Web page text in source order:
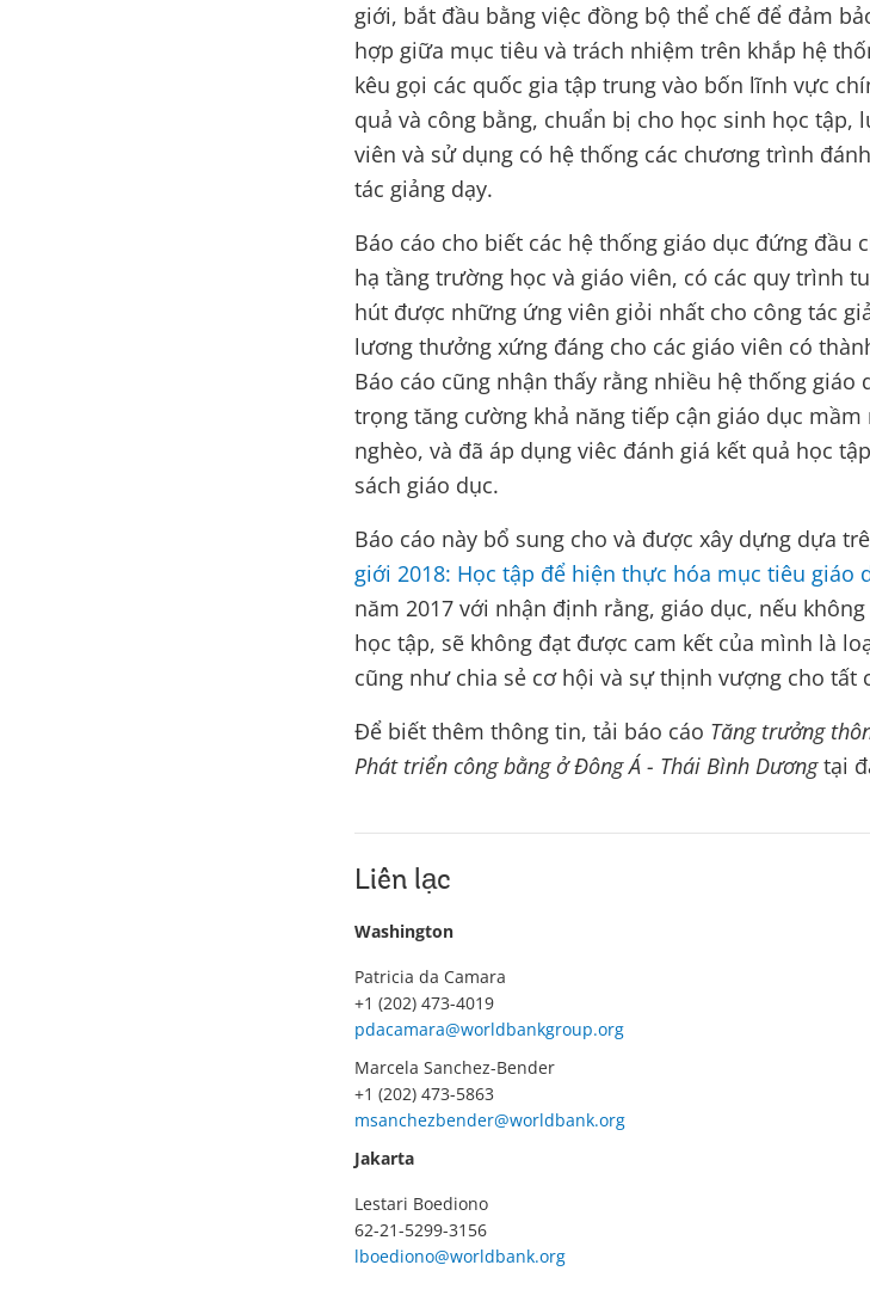
giới, bắt đầu bằng việc đồng bộ thể chế để đảm
hợp giữa mục tiêu và trách nhiệm trên khắp hệ
kêu gọi các quốc gia tập trung vào bốn lĩnh vực
quả và công bằng, chuẩn bị cho học sinh học tập,
viên và sử dụng có hệ thống các chương trình
tác giảng dạy.
Báo cáo cho biết các hệ thống giáo dục đứng đầu
hạ tầng trường học và giáo viên, có các quy trình
hút được những ứng viên giỏi nhất cho công tác
lương thưởng xứng đáng cho các giáo viên có
Báo cáo cũng nhận thấy rằng nhiều hệ thống giáo
trọng tăng cường khả năng tiếp cận giáo dục mầm
nghèo, và đã áp dụng viêc đánh giá kết quả học
sách giáo dục.
Báo cáo này bổ sung cho và được xây dựng dựa
giới 2018: Học tập để hiện thực hóa mục tiêu giáo
năm 2017 với nhận định rằng, giáo dục, nếu
học tập, sẽ không đạt được cam kết của mình là
cũng như chia sẻ cơ hội và sự thịnh vượng cho tất
Để biết thêm thông tin, tải báo cáo Tăng trưởng
Phát triển công bằng ở Đông Á - Thái Bình Dươngtại
Liên lạc
Washington
Patricia da Camara
+1 (202) 473-4019
pdacamara@worldbankgroup.org
Marcela Sanchez-Bender
+1 (202) 473-5863
msanchezbender@worldbank.org
Jakarta
Lestari Boediono
62-21-5299-3156
lboediono@worldbank.org